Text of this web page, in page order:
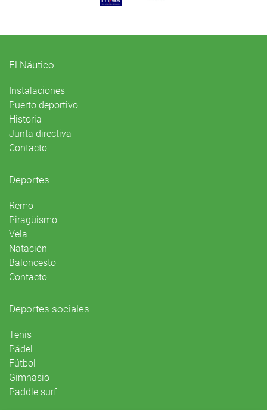
El Náutico
Instalaciones
Puerto deportivo
Historia
Junta directiva
Contacto
Deportes
Remo
Piragüismo
Vela
Natación
Baloncesto
Contacto
Deportes sociales
Tenis
Pádel
Fútbol
Gimnasio
Paddle surf